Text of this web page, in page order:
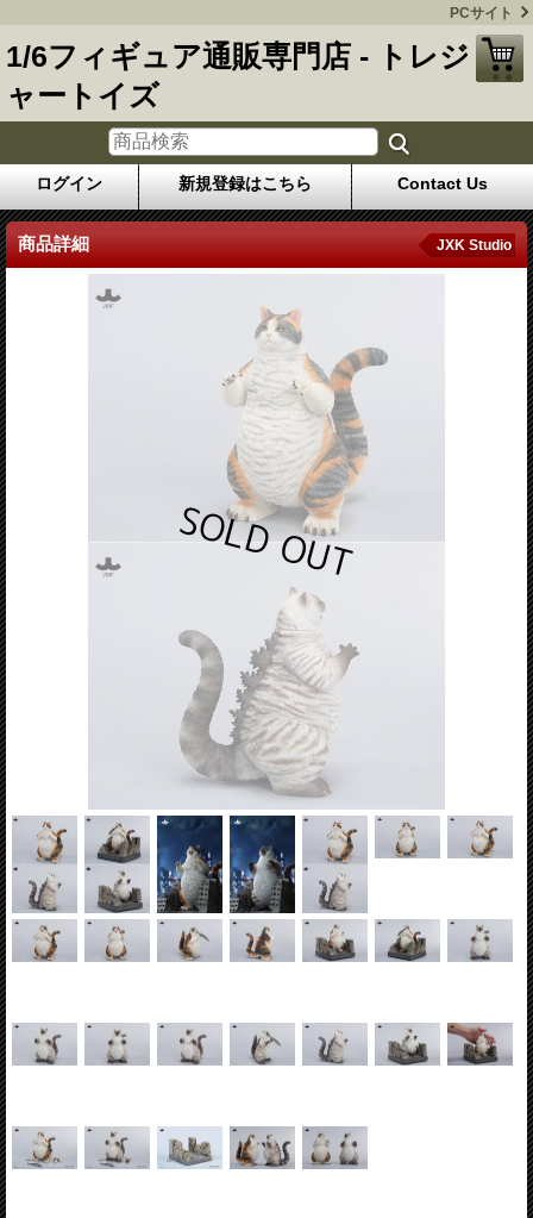
PCサイト
1/6フィギュア通販専門店 - トレジ
ャートイズ
ログイン 新規登録はこちら Contact Us
商品詳細 JXK Studio